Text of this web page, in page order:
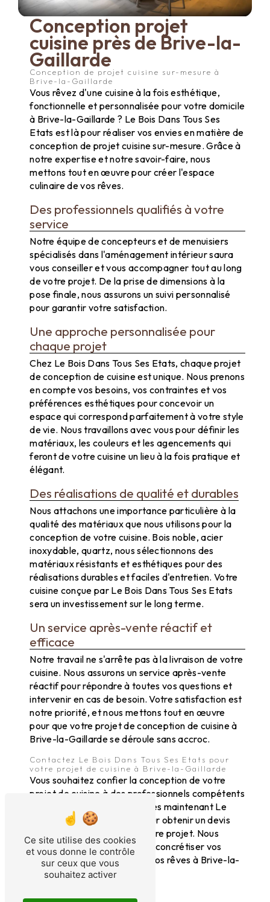
Conception projet
cuisine près de Brive-la-
Gaillarde
Conception de projet cuisine sur-mesure à
Brive-la-Gaillarde
Vous rêvez d'une cuisine à la fois esthétique,
fonctionnelle et personnalisée pour votre domicile
à Brive-la-Gaillarde ? Le Bois Dans Tous Ses
Etats est là pour réaliser vos envies en matière de
conception de projet cuisine sur-mesure. Grâce à
notre expertise et notre savoir-faire, nous
mettons tout en œuvre pour créer l'espace
culinaire de vos rêves.
Des professionnels qualifiés à votre
service
Notre équipe de concepteurs et de menuisiers
spécialisés dans l'aménagement intérieur saura
vous conseiller et vous accompagner tout au long
de votre projet. De la prise de dimensions à la
pose finale, nous assurons un suivi personnalisé
pour garantir votre satisfaction.
Une approche personnalisée pour
chaque projet
Chez Le Bois Dans Tous Ses Etats, chaque projet
de conception de cuisine est unique. Nous prenons
en compte vos besoins, vos contraintes et vos
préférences esthétiques pour concevoir un
espace qui correspond parfaitement à votre style
de vie. Nous travaillons avec vous pour définir les
matériaux, les couleurs et les agencements qui
feront de votre cuisine un lieu à la fois pratique et
élégant.
Des réalisations de qualité et durables
Nous attachons une importance particulière à la
qualité des matériaux que nous utilisons pour la
conception de votre cuisine. Bois noble, acier
inoxydable, quartz, nous sélectionnons des
matériaux résistants et esthétiques pour des
réalisations durables et faciles d'entretien. Votre
cuisine conçue par Le Bois Dans Tous Ses Etats
sera un investissement sur le long terme.
Un service après-vente réactif et
efficace
Notre travail ne s'arrête pas à la livraison de votre
cuisine. Nous assurons un service après-vente
réactif pour répondre à toutes vos questions et
intervenir en cas de besoin. Votre satisfaction est
notre priorité, et nous mettons tout en œuvre
pour que votre projet de conception de cuisine à
Brive-la-Gaillarde se déroule sans accroc.
Contactez Le Bois Dans Tous Ses Etats pour
votre projet de cuisine à Brive-la-Gaillarde
Vous souhaitez confier la conception de votre
projet de cuisine à des professionnels compétents
et passionnés ? Contactez dès maintenant Le
Bois Dans Tous Ses Etats pour obtenir un devis
personnalisé et démarrer votre projet. Nous
sommes à votre écoute pour concrétiser vos
envies et créer la cuisine de vos rêves à Brive-la-
Gaillarde.
En savoir plus
Ce site utilise des cookies
et vous donne le contrôle
sur ceux que vous
souhaitez activer